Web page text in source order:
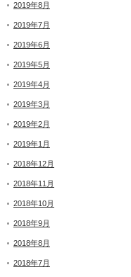
2019年8月
2019年7月
2019年6月
2019年5月
2019年4月
2019年3月
2019年2月
2019年1月
2018年12月
2018年11月
2018年10月
2018年9月
2018年8月
2018年7月